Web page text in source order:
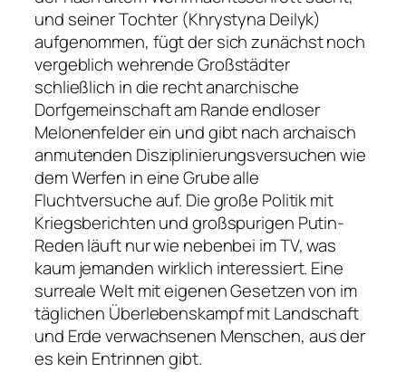
und seiner Tochter (Khrystyna Deilyk)
aufgenommen, fügt der sich zunächst noch
vergeblich wehrende Großstädter
schließlich in die recht anarchische
Dorfgemeinschaft am Rande endloser
Melonenfelder ein und gibt nach archaisch
anmutenden Disziplinierungsversuchen wie
dem Werfen in eine Grube alle
Fluchtversuche auf. Die große Politik mit
Kriegsberichten und großspurigen Putin-
Reden läuft nur wie nebenbei im TV, was
kaum jemanden wirklich interessiert. Eine
surreale Welt mit eigenen Gesetzen von im
täglichen Überlebenskampf mit Landschaft
und Erde verwachsenen Menschen, aus der
es kein Entrinnen gibt.